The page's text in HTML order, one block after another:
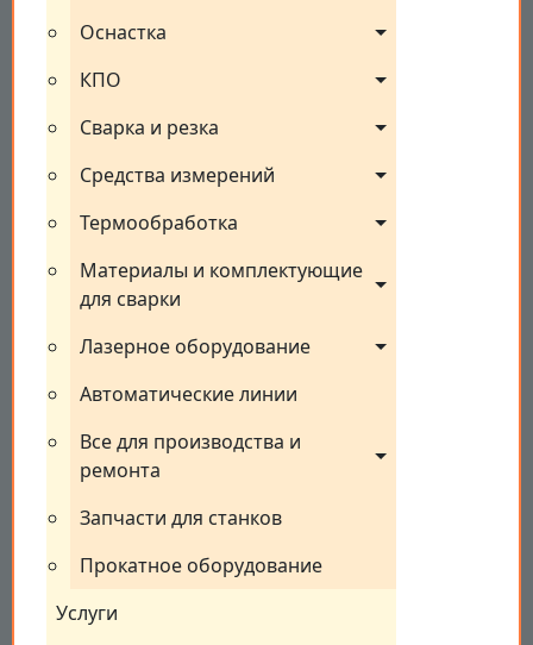
Оснастка
КПО
Сварка и резка
Средства измерений
Термообработка
Материалы и комплектующие
для сварки
Лазерное оборудование
Автоматические линии
Все для производства и
ремонта
Запчасти для станков
Прокатное оборудование
Услуги